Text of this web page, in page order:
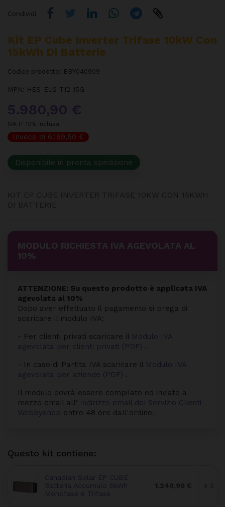
Condividi
Kit EP Cube Inverter Trifase 10kW Con
15kWh Di Batterie
Codice prodotto: BBY040909
MPN: HES-EU2-T12-15G
IVA IT 10% inclusa
Invece di 6.169,50 €
Disponibile in pronta spedizione
MODULO RICHIESTA IVA AGEVOLATA AL
10%
ATTENZIONE: Su questo prodotto è applicata IVA
agevolata al 10%
Dopo aver effettuato il pagamento si prega di
scaricare il modulo IVA:
- Per clienti privati scaricare il Modulo IVA
agevolata per clienti privati (PDF) .
- In caso di Partita IVA scaricare il Modulo IVA
agevolata per aziende (PDF) .
Il modulo dovrà essere compilato ed inviato a
mezzo email all' indirizzo email del Servizio Clienti
Webbyshop entro 48 ore dall'ordine.
Questo kit contiene:
Canadian Solar EP CUBE
Batteria Accumulo 5kWh
Monofase e Trifase